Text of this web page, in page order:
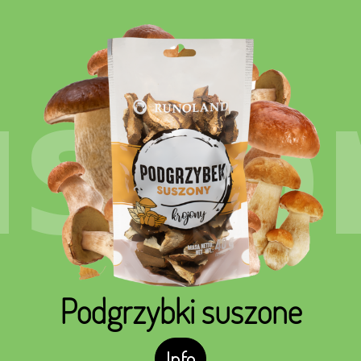
Podgrzybki suszone